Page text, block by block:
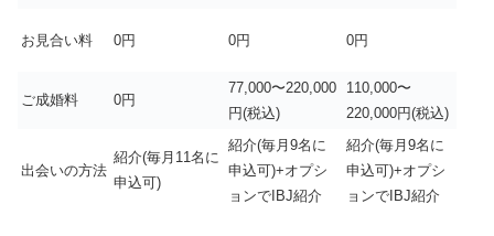
お見合い料 0円 0円 0円
ご成婚料 0円
77,000〜220,000
円(税込)
110,000〜
220,000円(税込)
出会いの方法
紹介(毎月11名に
申込可)
紹介(毎月9名に
申込可)+オプシ
ョンでIBJ紹介
紹介(毎月9名に
申込可)+オプシ
ョンでIBJ紹介